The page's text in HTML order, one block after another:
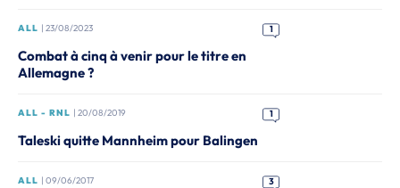
ALL | 23/08/2023 1
Combat à cinq à venir pour le titre en
Allemagne ?
ALL - RNL | 20/08/2019 1
Taleski quitte Mannheim pour Balingen
ALL | 09/06/2017 3